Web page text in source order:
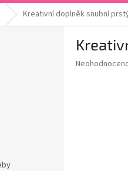
Kreativní doplněk snubní
Průměrné